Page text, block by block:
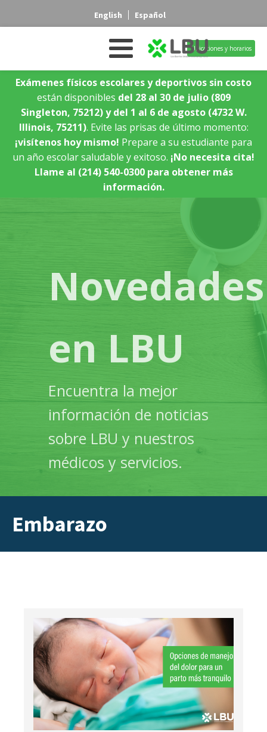
English Español
Ubicaciones y horarios
Exámenes físicos escolares y deportivos sin costo
están disponibles del 28 al 30 de julio (809
Singleton, 75212) y del 1 al 6 de agosto (4732 W.
Illinois, 75211). Evite las prisas de último momento:
¡visítenos hoy mismo! Prepare a su estudiante para
un año escolar saludable y exitoso. ¡No necesita cita!
Llame al (214) 540-0300 para obtener más
información.
Novedades
en LBU
Encuentra la mejor
información de noticias
sobre LBU y nuestros
médicos y servicios.
Embarazo